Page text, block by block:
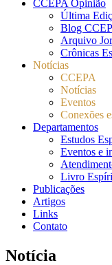
CCEPA Opinião
Última
Blog
Arquivo
Crônicas
Notícias
CCEPA
Notícias
Eventos
Conexões
Departamentos
Estudos
Eventos e
Livro
Publicações
Artigos
Links
Contato
Notícia